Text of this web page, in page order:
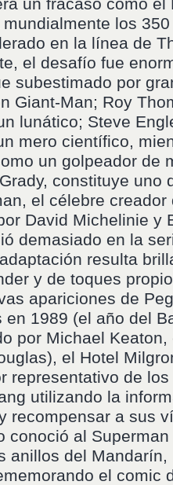
los
en la línea de
el desafío fue
subestimado por
Giant-Man; Roy
lunático; Steve
mero científico,
un golpeador de
constituye uno
el célebre
David Michelinie y
demasiado en la
resulta
y de toques
apariciones de
en 1989 (el año del
por Michael
el Hotel
representativo de
utilizando la
recompensar a sus
conoció al
anillos del Mandarín,
el comic